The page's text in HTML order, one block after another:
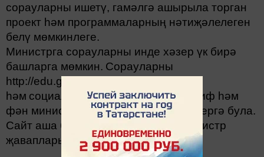
сорауларны ишетү, гамәлгә ашырыла торган
проект һәм программаларның нәтиҗәлелеген
белү мөмкинлеге.
Министрга сорауларны инде хәзер үк бирә
башларга мөмкин. Сорауларны
httр://edu.gov
һәм социаль челтәрләрдә РФ Мәгариф һәм
фән министрлыгыаккаунтыаша бирергә була.
Сайт аша бирелгән сораулар да министр
җавапларында чагылыш табачак.